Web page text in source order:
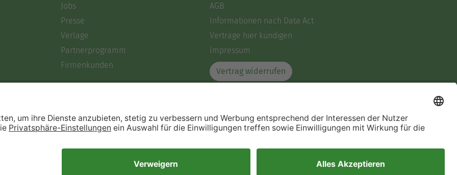
Jobs
Presse
Verlage
Partnerprogramm
Firmenkunden
AGB
Informationen nach Data Act
Verträge hier kündigen
Impressum
Vertrag widerrufen
Immer ein gutes Buch